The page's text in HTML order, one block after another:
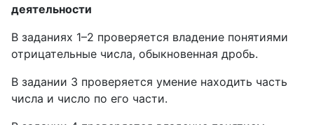
деятельности
В заданиях 1–2 проверяется владение понятиями
отрицательные числа, обыкновенная дробь.
В задании 3 проверяется умение находить часть
числа и число по его части.